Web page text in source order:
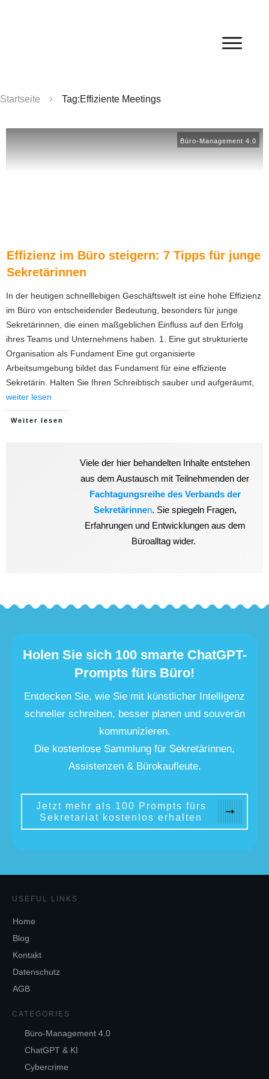
Startseite Tag:Effiziente Meetings
Büro-Management 4.0
Effizienz im Büro steigern: 7 Tipps für junge
Sekretärinnen
In der heutigen schnelllebigen Geschäftswelt ist eine hohe Effizienz
im Büro von entscheidender Bedeutung, besonders für junge
Sekretärinnen, die einen maßgeblichen Einfluss auf den Erfolg
ihres Teams und Unternehmens haben. 1. Eine gut strukturierte
Organisation als Fundament Eine gut organisierte
Arbeitsumgebung bildet das Fundament für eine effiziente
Sekretärin. Halten Sie Ihren Schreibtisch sauber und aufgeräumt,
weiter lesen
Weiter lesen
Viele der hier behandelten Inhalte entstehen
aus dem Austausch mit Teilnehmenden der
Fachtagungsreihe des Verbands der
Sekretärinnen. Sie spiegeln Fragen,
Erfahrungen und Entwicklungen aus dem
Büroalltag wider.
Holen Sie sich 100 smarte ChatGPT-
Prompts fürs Büro!
Entdecken Sie, wie Sie mit künstlicher Intelligenz
schneller schreiben, besser planen und souverän
kommunizieren.
Die kostenlose Sammlung für Sekretärinnen,
Assistenzen & Bürokaufleute.
Jetzt mehr als 100 Prompts fürs
Sekretariat kostenlos erhalten
USEFUL LINKS
Home
Blog
Kontakt
Datenschutz
AGB
CATEGORIES
Büro-Management 4.0
ChatGPT & KI
Cybercrime